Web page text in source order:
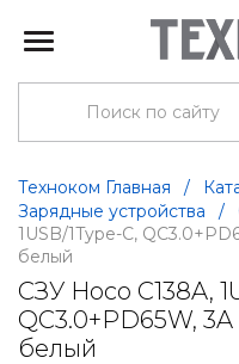
Техноком Главная /
Зарядные устройства
/
1USB/1Type-C,
белый
СЗУ Hoco C138A,
QC3.0+PD65W,
белый